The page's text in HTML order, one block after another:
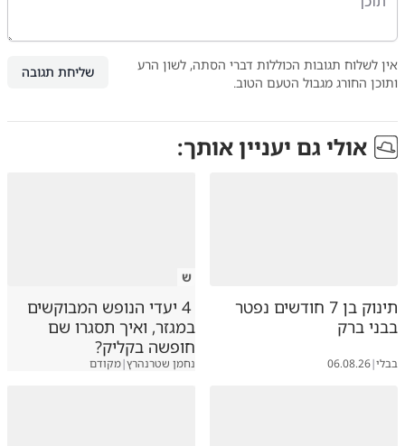
אין לשלוח תגובות הכוללות דברי הסתה, לשון הרע
ותוכן החורג מגבול הטעם הטוב.
שליחת תגובה
אולי גם יעניין אותך:
תינוק בן 7 חודשים נפטר
בבני ברק
בבלי|
06.08.26
ש
4 יעדי הנופש המבוקשים
במגזר, ואיך תסגרו שם
חופשה בקליק?
נחמן שטרנהרץ|מקודם